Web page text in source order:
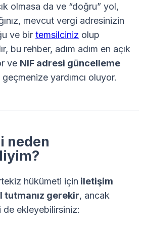
olmasa da ve “doğru” yol,
mevcut vergi adresinizin
ve bir temsilciniz olup
bu rehber, adım adım en açık
ve NIF adresi güncelleme
yardımcı oluyor.
neden
hükümeti için iletişim
gerekir, ancak
de ekleyebilirsiniz: